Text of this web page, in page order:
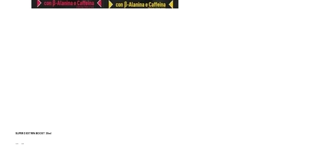
SUPER DEXTRIN BOOST 30ml
Prezzo
Prezzo